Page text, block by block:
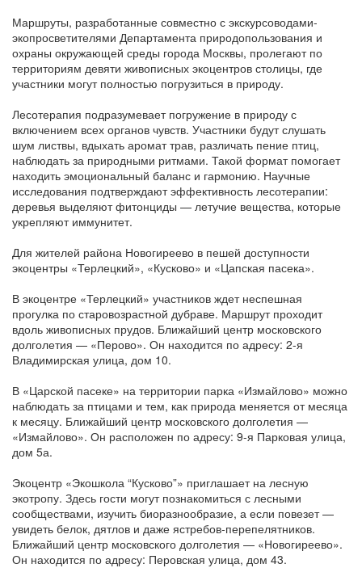
Маршруты, разработанные совместно с экскурсоводами-
экопросветителями Департамента природопользования и
охраны окружающей среды города Москвы, пролегают по
территориям девяти живописных экоцентров столицы, где
участники могут полностью погрузиться в природу.
Лесотерапия подразумевает погружение в природу с
включением всех органов чувств. Участники будут слушать
шум листвы, вдыхать аромат трав, различать пение птиц,
наблюдать за природными ритмами. Такой формат помогает
находить эмоциональный баланс и гармонию. Научные
исследования подтверждают эффективность лесотерапии:
деревья выделяют фитонциды — летучие вещества, которые
укрепляют иммунитет.
Для жителей района Новогиреево в пешей доступности
экоцентры «Терлецкий», «Кусково» и «Цапская пасека».
В экоцентре «Терлецкий» участников ждет неспешная
прогулка по старовозрастной дубраве. Маршрут проходит
вдоль живописных прудов. Ближайший центр московского
долголетия — «Перово». Он находится по адресу: 2-я
Владимирская улица, дом 10.
В «Царской пасеке» на территории парка «Измайлово» можно
наблюдать за птицами и тем, как природа меняется от месяца
к месяцу. Ближайший центр московского долголетия —
«Измайлово». Он расположен по адресу: 9-я Парковая улица,
дом 5а.
Экоцентр «Экошкола “Кусково”» приглашает на лесную
экотропу. Здесь гости могут познакомиться с лесными
сообществами, изучить биоразнообразие, а если повезет —
увидеть белок, дятлов и даже ястребов-перепелятников.
Ближайший центр московского долголетия — «Новогиреево».
Он находится по адресу: Перовская улица, дом 43.